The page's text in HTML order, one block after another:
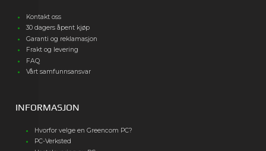
Kontakt oss
30 dagers åpent kjøp
Garanti og reklamasjon
Frakt og levering
FAQ
Vårt samfunnsansvar
INFORMASJON
Hvorfor velge en Greencom PC?
PC-Verksted